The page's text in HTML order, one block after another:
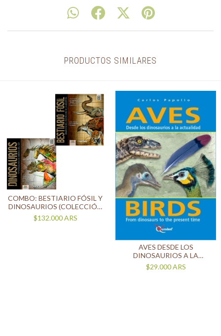
PRODUCTOS SIMILARES
COMBO: BESTIARIO FÓSIL Y
DINOSAURIOS (COLECCIÓN
SUDAMERICA
PREHISTÓRICA)
$132.000ARS
AVES DESDE LOS
DINOSAURIOS A LA
ACTUALIDAD
$29.000ARS